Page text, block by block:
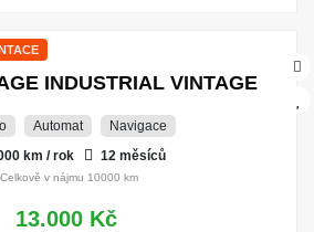
INDUSTRIAL VINTAGE
Automat
Navigace
km / rok
12 měsíců
Celkově v nájmu 10000 km
13.000 Kč